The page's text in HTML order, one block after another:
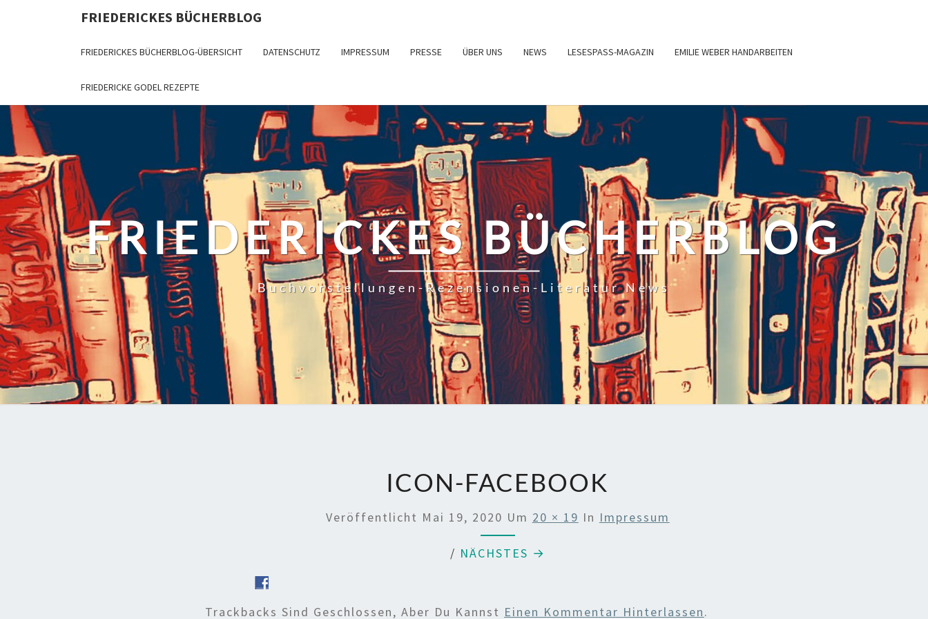
FRIEDERICKES BÜCHERBLOG
FRIEDERICKES BÜCHERBLOG-ÜBERSICHT DATENSCHUTZ IMPRESSUM PRESSE ÜBER UNS NEWS LESESPASS-MAGAZIN EMILIE WEBER HANDARBEITEN
FRIEDERICKE GODEL REZEPTE
FRIEDERICKES BÜCHERBLOG
Buchvorstellungen-Rezensionen-Literatur News
ICON-FACEBOOK
Veröffentlicht Mai 19, 2020 Um 20 × 19 In Impressum
/ NÄCHSTES →
Trackbacks Sind Geschlossen, Aber Du Kannst Einen Kommentar Hinterlassen.